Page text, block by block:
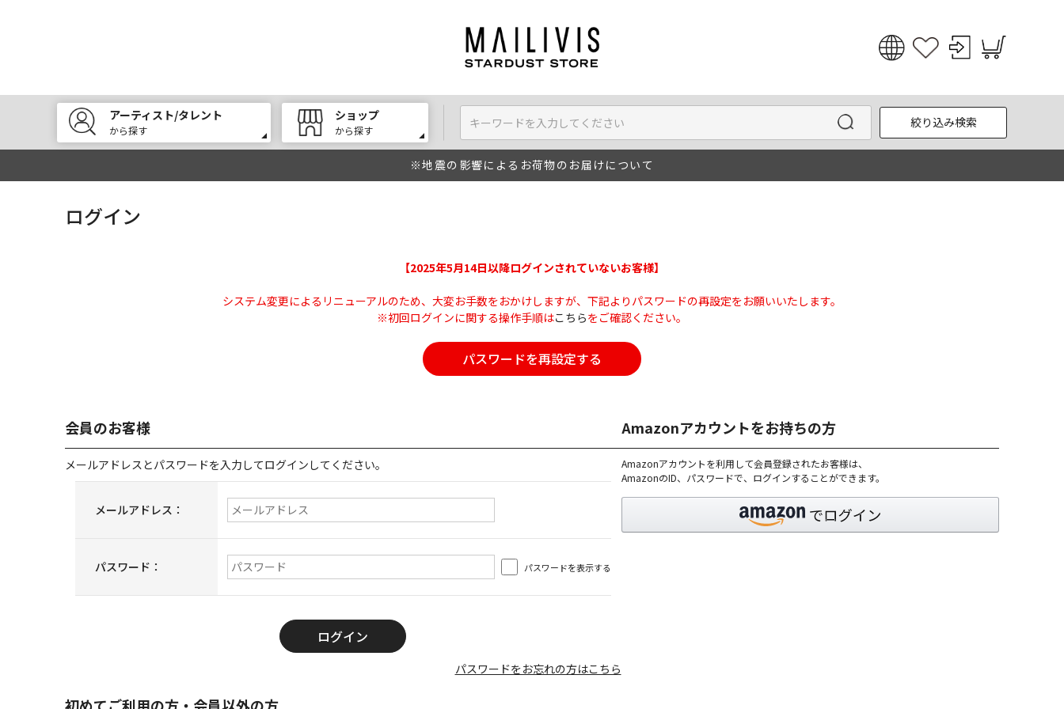
English
한국어
アーティスト/タレント
から探す
ショップ
から探す
絞り込み検索
※地震の影響によるお荷物のお届けについて
ログイン
【2025年5月14日以降ログインされていないお客様】
システム変更によるリニューアルのため、大変お手数をおかけしますが、下記よりパスワードの再設定をお願いいたします。
※初回ログインに関する操作手順はこちらをご確認ください。
パスワードを再設定する
会員のお客様
メールアドレスとパスワードを入力してログインしてください。
メールアドレス：
パスワード： パスワードを表示する
パスワードをお忘れの方はこちら
Amazonアカウントをお持ちの方
Amazonアカウントを利用して会員登録されたお客様は、
AmazonのID、パスワードで、ログインすることができます。